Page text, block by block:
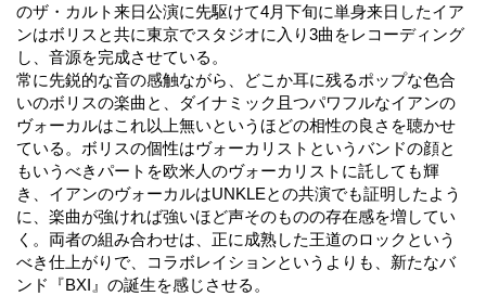
のザ・カルト来日公演に先駆けて4月下旬に単身来日したイア
ンはボリスと共に東京でスタジオに入り3曲をレコーディング
し、音源を完成させている。
常に先鋭的な音の感触ながら、どこか耳に残るポップな色合
いのボリスの楽曲と、ダイナミック且つパワフルなイアンの
ヴォーカルはこれ以上無いというほどの相性の良さを聴かせ
ている。ボリスの個性はヴォーカリストというバンドの顔と
もいうべきパートを欧米人のヴォーカリストに託しても輝
き、イアンのヴォーカルはUNKLEとの共演でも証明したよう
に、楽曲が強ければ強いほど声そのものの存在感を増してい
く。両者の組み合わせは、正に成熟した王道のロックという
べき仕上がりで、コラボレイションというよりも、新たなバ
ンド『BXI』の誕生を感じさせる。